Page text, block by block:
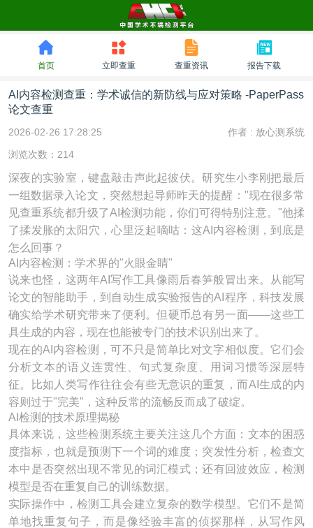
首页 立即查重 查重资讯 报告下载
AI内容检测查重：学术诚信的新防线与应对策略 -PaperPass
论文查重
2026-02-26 17:28:25 作者 : 放心测系统
浏览次数：214
深夜的实验室，键盘敲击声此起彼伏。研究生小李刚把最后
一组数据录入论文，突然想起导师昨天的提醒："现在很多常
见查重系统都升级了AI检测功能，你们可得特别注意。"他揉
了揉发胀的太阳穴，心里泛起嘀咕：这AI内容检测，到底是
怎么回事？
AI内容检测：学术界的"火眼金睛"
说来也怪，这两年AI写作工具像雨后春笋般冒出来。从能写
论文的智能助手，到自动生成实验报告的AI程序，科技发展
确实给学术研究带来了便利。但硬币总有另一面——这些工
具生成的内容，现在也能被专门的技术识别出来了。
现在的AI内容检测，可不只是简单比对文字相似度。它们会
分析文本的语义连贯性、句式复杂度、用词习惯等深层特
征。比如人类写作往往会有些无意识的重复，而AI生成的内
容则过于"完美"，这种反常的流畅反而成了破绽。
AI检测的技术原理揭秘
具体来说，这些检测系统主要关注这几个方面：文本的困惑
度指标，也就是预测下一个词的难度；突发性分析，检查文
本中是否突然出现不常见的词汇模式；还有回波效应，检测
模型是否在重复自己的训练数据。
实际操作中，检测工具会建立复杂的数学模型。它们不是简
单地找重复句子，而是像经验丰富的侦探那样，从写作风